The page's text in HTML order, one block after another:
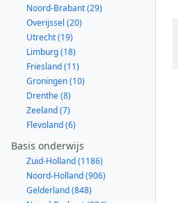
Noord-Brabant (29)
Overijssel (20)
Utrecht (19)
Limburg (18)
Friesland (11)
Groningen (10)
Drenthe (8)
Zeeland (7)
Flevoland (6)
Basis onderwijs
Zuid-Holland (1186)
Noord-Holland (906)
Gelderland (848)